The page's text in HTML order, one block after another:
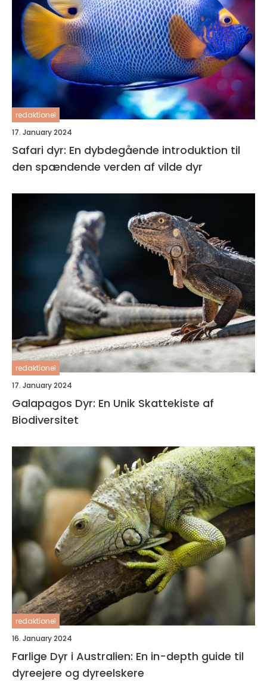
redaktionel
17. January 2024
Safari dyr: En dybdegående introduktion til
den spændende verden af vilde dyr
redaktionel
17. January 2024
Galapagos Dyr: En Unik Skattekiste af
Biodiversitet
redaktionel
16. January 2024
Farlige Dyr i Australien: En in-depth guide til
dyreejere og dyreelskere